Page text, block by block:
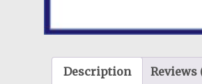
Description Reviews